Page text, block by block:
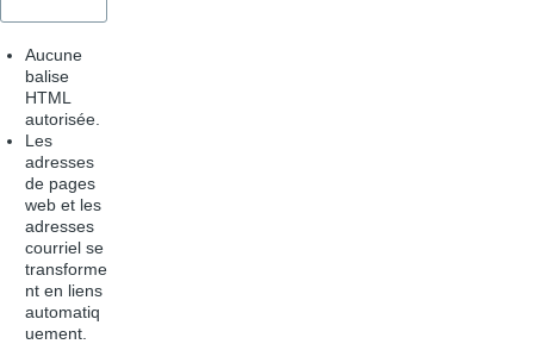
Aucune
balise
HTML
autorisée.
Les
adresses
de pages
web et les
adresses
courriel se
transforme
nt en liens
automatiq
uement.